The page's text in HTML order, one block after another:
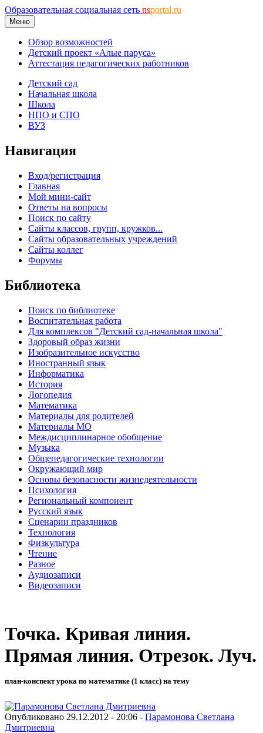
Образовательная социальная сеть nsportal.ru
Меню
Обзор возможностей
Детский проект «Алые паруса»
Аттестация педагогических работников
Детский сад
Начальная школа
Школа
НПО и СПО
ВУЗ
Навигация
Вход/регистрация
Главная
Мой мини-сайт
Ответы на вопросы
Поиск по сайту
Сайты классов, групп, кружков...
Сайты образовательных учреждений
Сайты коллег
Форумы
Библиотека
Поиск по библиотеке
Воспитательная работа
Для комплексов "Детский сад-начальная школа"
Здоровый образ жизни
Изобразительное искусство
Иностранный язык
Информатика
История
Логопедия
Математика
Материалы для родителей
Материалы МО
Междисциплинарное обобщение
Музыка
Общепедагогические технологии
Окружающий мир
Основы безопасности жизнедеятельности
Психология
Региональный компонент
Русский язык
Сценарии праздников
Технология
Физкультура
Чтение
Разное
Аудиозаписи
Видеозаписи
Точка. Кривая линия.
Прямая линия. Отрезок. Луч.
план-конспект урока по математике (1 класс) на тему
Опубликовано 29.12.2012 - 20:06 - Парамонова Светлана
Дмитриевна